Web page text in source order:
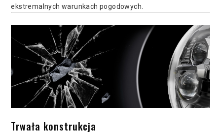
ekstremalnych warunkach pogodowych.
Trwała konstrukcja